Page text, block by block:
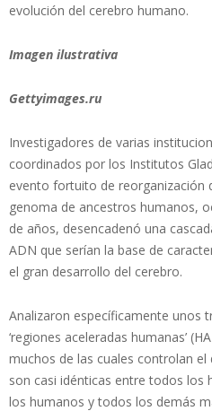
evolución del cerebro humano.
Imagen ilustrativa
Gettyimages.ru
Investigadores de varias
coordinados por los Institutos
evento fortuito de reorganización
genoma de ancestros humanos,
de años, desencadenó una
ADN que serían la base de
el gran desarrollo del cerebro.
Analizaron específicamente unos
‘regiones aceleradas humanas’
muchos de las cuales controlan el
son casi idénticas entre todos los
los humanos y todos los demás